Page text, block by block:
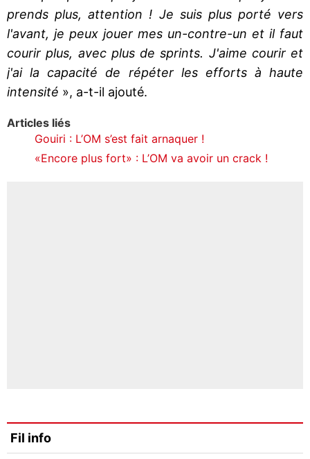
prends plus, attention ! Je suis plus porté vers
l'avant, je peux jouer mes un-contre-un et il faut
courir plus, avec plus de sprints. J'aime courir et
j'ai la capacité de répéter les efforts à haute
intensité », a-t-il ajouté.
Articles liés
Gouiri : L’OM s’est fait arnaquer !
«Encore plus fort» : L’OM va avoir un crack !
Fil info